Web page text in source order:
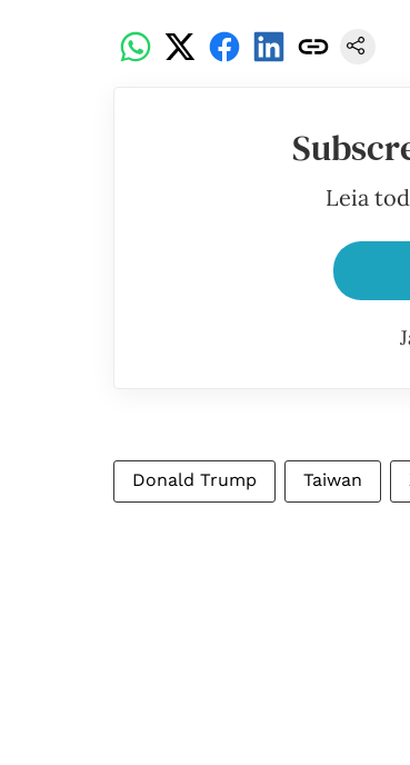
Leia
Donald Trump Taiwan